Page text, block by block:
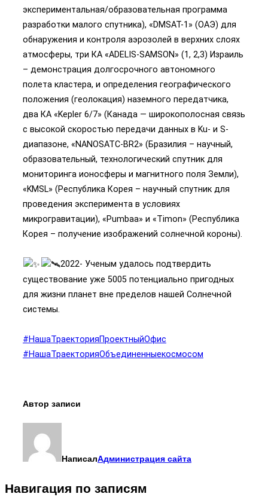
экспериментальная/образовательная программа
разработки малого спутника), «DMSAT-1» (ОАЭ) для
обнаружения и контроля аэрозолей в верхних слоях
атмосферы, три КА «ADELIS-SAMSON» (1, 2,3) Израиль
– демонстрация долгосрочного автономного
полета кластера, и определения географического
положения (геолокация) наземного передатчика,
два КА «Kepler 6/7» (Канада — широкополосная связь
с высокой скоростью передачи данных в Ku- и S-
диапазоне, «NANOSATC-BR2» (Бразилия – научный,
образовательный, технологический спутник для
мониторинга ионосферы и магнитного поля Земли),
«KMSL» (Республика Корея – научный спутник для
проведения эксперимента в условиях
микрогравитации), «Pumbaa» и «Timon» (Республика
Корея – получение изображений солнечной короны).
2022- Ученым удалось подтвердить
существование уже 5005 потенциально пригодных
для жизни планет вне пределов нашей Солнечной
системы.
#НашаТраекторияПроектныйОфис
#НашаТраекторияОбъединенныекосмосом
Автор записи
НаписалАдминистрация сайта
Навигация по записям